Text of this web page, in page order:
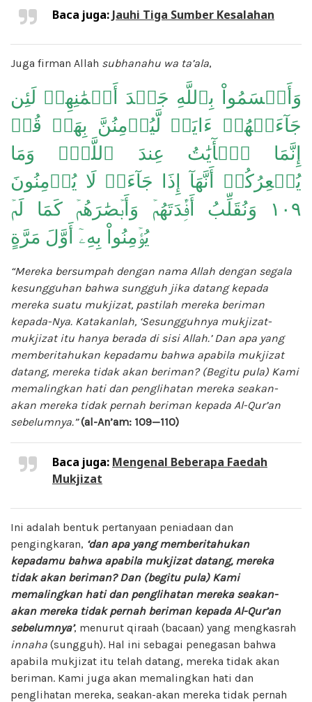
Baca juga: Jauhi Tiga Sumber Kesalahan
Juga firman Allah subhanahu wa ta’ala,
وَأَقۡسَمُواْ بِٱللَّهِ جَهۡدَ أَيۡمَٰنِهِمۡ لَئِن
جَآءَتۡهُمۡ ءَايَةٞ لَّيُؤۡمِنُنَّ بِهَاۚ قُلۡ
إِنَّمَا ٱلۡأٓيَٰتُ عِندَ ٱللَّهِۖ وَمَا
يُشۡعِرُكُمۡ أَنَّهَآ إِذَا جَآءَتۡ لَا يُؤۡمِنُونَ
١٠٩ وَنُقَلِّبُ أَفۡ‍ِٔدَتَهُمۡ وَأَبۡصَٰرَهُمۡ كَمَا لَمۡ
يُؤۡمِنُواْ بِهِۦٓ أَوَّلَ مَرَّةٍ
“Mereka bersumpah dengan nama Allah dengan segala
kesungguhan bahwa sungguh jika datang kepada
mereka suatu mukjizat, pastilah mereka beriman
kepada-Nya. Katakanlah, ‘Sesungguhnya mukjizat-
mukjizat itu hanya berada di sisi Allah.’ Dan apa yang
memberitahukan kepadamu bahwa apabila mukjizat
datang, mereka tidak akan beriman? (Begitu pula) Kami
memalingkan hati dan penglihatan mereka seakan-
akan mereka tidak pernah beriman kepada Al-Qur’an
sebelumnya.”(al-An’am: 109—110)
Baca juga: Mengenal Beberapa Faedah
Mukjizat
Ini adalah bentuk pertanyaan peniadaan dan
pengingkaran, ‘dan apa yang memberitahukan
kepadamu bahwa apabila mukjizat datang, mereka
tidak akan beriman? Dan (begitu pula) Kami
memalingkan hati dan penglihatan mereka seakan-
akan mereka tidak pernah beriman kepada Al-Qur’an
sebelumnya’, menurut qiraah (bacaan) yang mengkasrah
innaha (sungguh). Hal ini sebagai penegasan bahwa
apabila mukjizat itu telah datang, mereka tidak akan
beriman. Kami juga akan memalingkan hati dan
penglihatan mereka, seakan-akan mereka tidak pernah